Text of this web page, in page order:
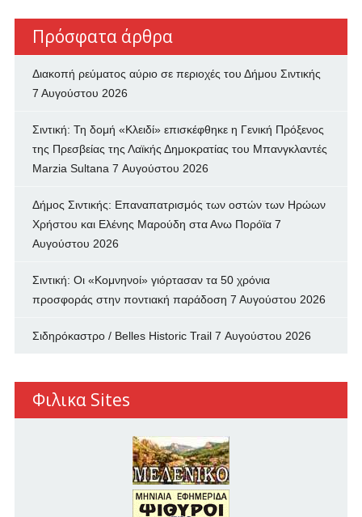
Πρόσφατα άρθρα
Διακοπή ρεύματος αύριο σε περιοχές του Δήμου Σιντικής
7 Αυγούστου 2026
Σιντική: Τη δομή «Κλειδί» επισκέφθηκε η Γενική Πρόξενος
της Πρεσβείας της Λαϊκής Δημοκρατίας του Μπανγκλαντές
Marzia Sultana 7 Αυγούστου 2026
Δήμος Σιντικής: Επαναπατρισμός των oστών των Ηρώων
Χρήστου και Ελένης Μαρούδη στα Ανω Πορόϊα 7
Αυγούστου 2026
Σιντική: Οι «Κομνηνοί» γιόρτασαν τα 50 χρόνια
προσφοράς στην ποντιακή παράδοση 7 Αυγούστου 2026
Σιδηρόκαστρο / Belles Historic Trail 7 Αυγούστου 2026
Φιλικα Sites